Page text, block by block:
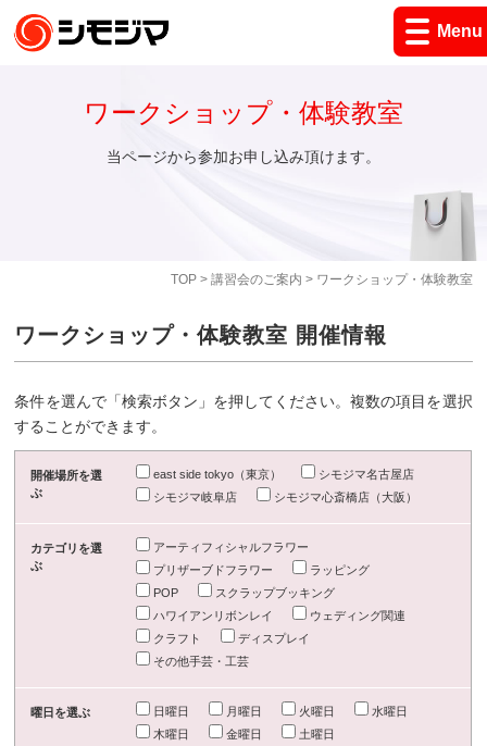
Menu
TOP> 講習会のご案内 > ワークショップ・体験教室
ワークショップ・体験教室
当ページから参加お申し込み頂けます。
ワークショップ・体験教室 開催情報
条件を選んで「検索ボタン」を押してください。複数の項目を選択
することができます。
開催場所を選
ぶ
east side tokyo（東京）
シモジマ名古屋店
シモジマ岐阜店
シモジマ心斎橋店（大阪）
カテゴリを選
ぶ
アーティフィシャルフラワー
プリザーブドフラワー
ラッピング
POP
スクラップブッキング
ハワイアンリボンレイ
ウェディング関連
クラフト
ディスプレイ
その他手芸・工芸
曜日を選ぶ 日曜日 月曜日 火曜日
水曜日
木曜日
金曜日 土曜日